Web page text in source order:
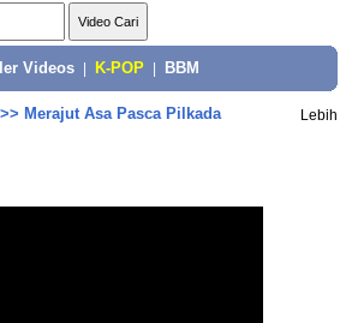
Videos K-POP BBM
Merajut Asa Pasca Pilkada Lebih